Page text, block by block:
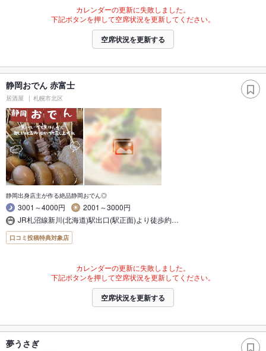
カレンダーの更新に失敗しました。
下記ボタンを押して空席状況を更新してください。
空席状況を更新する
静岡おでん 赤富士
居酒屋 札幌市北区
静岡出身店主が作る絶品静岡おでん◎
3001～4000円
2001～3000円
JR札沼線新川(北海道)駅出口(駅正面)より徒歩約…
口コミ投稿特典対象店
カレンダーの更新に失敗しました。
下記ボタンを押して空席状況を更新してください。
空席状況を更新する
夢うさぎ